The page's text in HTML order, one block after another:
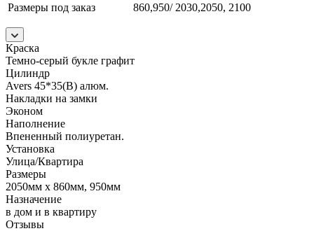
Размеры под заказ 860,950/ 2030,2050, 2100
Краска
Темно-серый букле графит
Цилиндр
Avers 45*35(В) алюм.
Накладки на замки
Эконом
Наполнение
Впененный полиуретан.
Установка
Улица/Квартира
Размеры
2050мм х 860мм, 950мм
Назначение
в дом и в квартиру
Отзывы